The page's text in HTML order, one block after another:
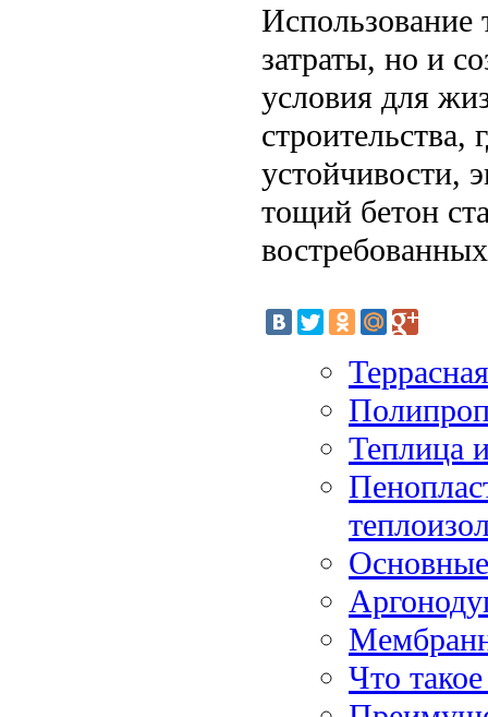
Использование
затраты, но и
условия для
устойчивости,
тощий бетон
Теплица
Что